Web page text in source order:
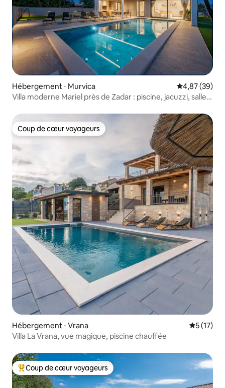
Hébergement ⋅ Murvica Évaluation
4,87 (39)
Villa moderne Mariel près de Zadar : piscine, jacuzzi, salle
Coup de cœur voyageurs
Coup de cœur voyageurs
Hébergement ⋅ Vrana
5 (17)
Villa La Vrana, vue magique, piscine chauffée
Coups de cœur voyageurs les plus appréciés
Coup de cœur voyageurs